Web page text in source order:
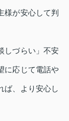
様が安心して判
しづらい」不安
に応じて電話や
ば、より安心し